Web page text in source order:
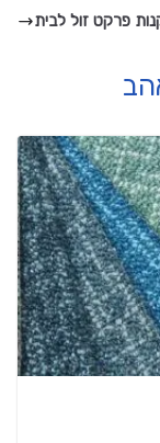
פרקט זול לבית